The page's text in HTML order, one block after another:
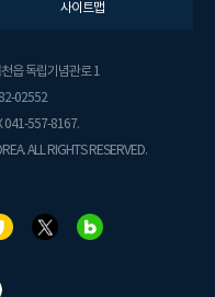
사이트맵
읍 독립기념관로 1
02552
041-557-8167.
ALL RIGHTS RESERVED.